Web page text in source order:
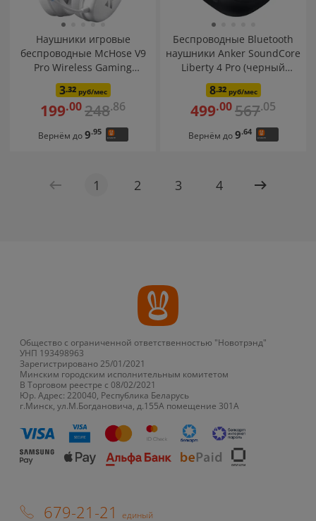
Наушники игровые
беспроводные McHose V9
Pro Wireless Gaming
(белый/серебристый)
3.32руб/мес
199.00248.86
Вернём до9.95
Беспроводные Bluetooth
наушники Anker SoundCore
Liberty 4 Pro (черный
матовый)
8.32руб/мес
499.00567.05
Вернём до9.64
1 2 3 4
Общество с ограниченной ответственностью "Новотрэнд"
УНП 193498963
Зарегистрировано 25/01/2021
Минским городским исполнительным комитетом
В Торговом реестре с 08/02/2021
Юр. Адрес: 220040, Республика Беларусь
г.Минск, ул.М.Богдановича, д.155А помещение 301А
679-21-21
единый